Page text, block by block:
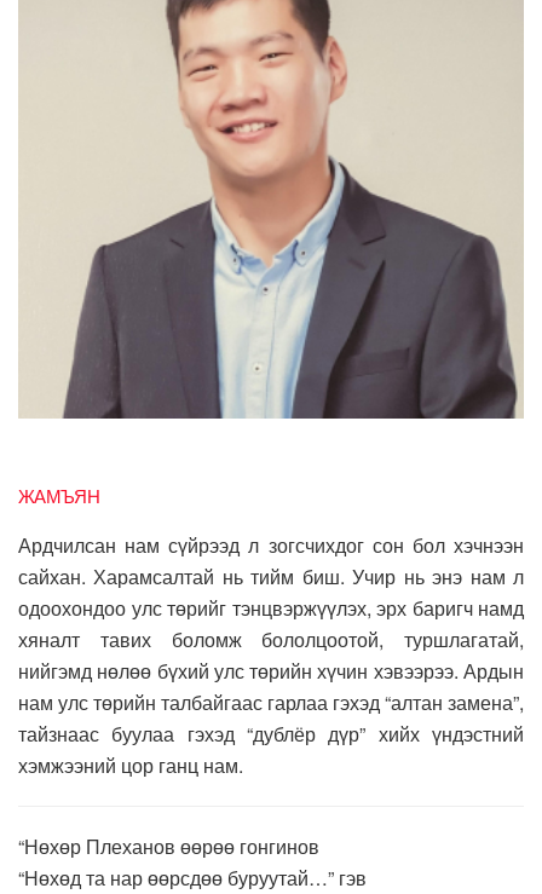
ЖАМЪЯН
Ардчилсан нам сүйрээд л зогсчихдог сон бол хэчнээн
сайхан. Харамсалтай нь тийм биш. Учир нь энэ нам л
одоохондоо улс төрийг тэнцвэржүүлэх, эрх баригч намд
хяналт тавих боломж бололцоотой, туршлагатай,
нийгэмд нөлөө бүхий улс төрийн хүчин хэвээрээ. Ардын
нам улс төрийн талбайгаас гарлаа гэхэд “алтан замена”,
тайзнаас буулаа гэхэд “дублёр дүр” хийх үндэстний
хэмжээний цор ганц нам.
“Нөхөр Плеханов өөрөө гонгинов
“Нөхөд та нар өөрсдөө буруутай…” гэв